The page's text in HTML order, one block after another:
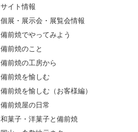
サイト情報
個展・展示会・展覧会情報
備前焼でやってみよう
備前焼のこと
備前焼の工房から
備前焼を愉しむ
備前焼を愉しむ（お客様編）
備前焼屋の日常
和菓子・洋菓子と備前焼